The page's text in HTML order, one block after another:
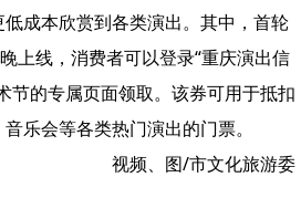
成本欣赏到各类演出。其中，首轮
上线，消费者可以登录“重庆演出信
节的专属页面领取。该券可用于抵扣
乐会等各类热门演出的门票。
视频、图/市文化旅游委